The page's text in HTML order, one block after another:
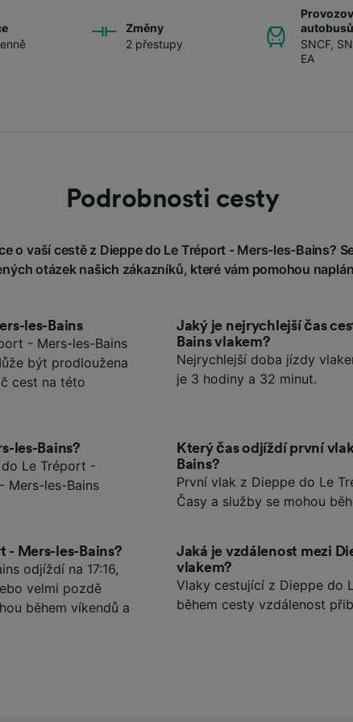
Změny
2 přestupy
autobusů
SNCF,
EA
Podrobnosti cesty
o vaší cestě z Dieppe do Le Tréport - Mers-les-Bains?
otázek našich zákazníků, které vám pomohou
les-Bains
- Mers-les-Bains
být prodloužena
cest na této
Jaký je nejrychlejší čas
Bains vlakem?
Nejrychlejší doba jízdy
je 3 hodiny a 32 minut.
les-Bains?
Le Tréport -
Mers-les-Bains
Který čas odjíždí první
Bains?
První vlak z Dieppe do Le
Časy a služby se mohou
- Mers-les-Bains?
odjíždí na 17:16,
velmi pozdě
během víkendů a
Jaká je vzdálenost mezi
vlakem?
Vlaky cestující z Dieppe do
během cesty vzdálenost